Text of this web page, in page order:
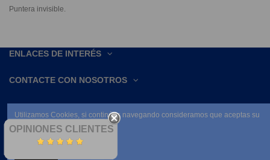
Puntera invisible.
ENLACES DE INTERÉS
CONTACTE CON NOSOTROS
OPINIONES CLIENTES
Utilizamos Cookies, si continúas navegando consideramos que aceptas su
uso.
Leer condiciones